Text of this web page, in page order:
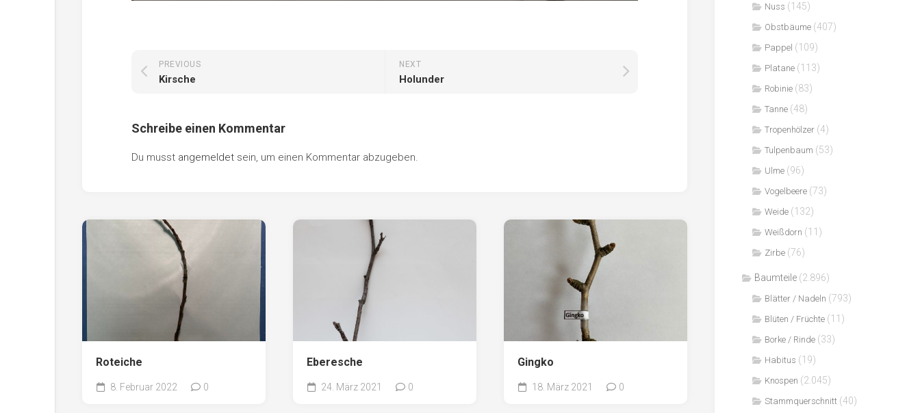
NEXT
Holunder
PREVIOUS
Kirsche
Schreibe einen Kommentar
Du musst angemeldet sein, um einen Kommentar abzugeben.
Roteiche
8. Februar 2022 0
Eberesche
24. März 2021 0
Gingko
18. März 2021 0
Nuss (145)
Obstbäume (407)
Pappel (109)
Platane (113)
Robinie (83)
Tanne (48)
Tropenhölzer (4)
Tulpenbaum (53)
Ulme (96)
Vogelbeere (73)
Weide (132)
Weißdorn (11)
Zirbe (76)
Baumteile (2.896)
Blätter / Nadeln (793)
Blüten / Früchte (11)
Borke / Rinde (33)
Habitus (19)
Knospen (2.045)
Stammquerschnitt (40)